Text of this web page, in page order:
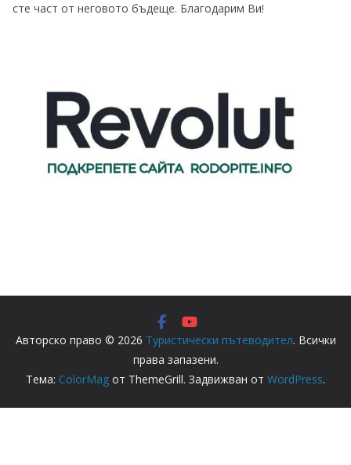
сте част от неговото бъдеще. Благодарим Ви!
Авторско право © 2026 Туристически пътеводител. Всички
права запазени.
Тема: ColorMag от ThemeGrill. Задвижван от WordPress.